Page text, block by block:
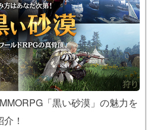
「黒い砂漠」の魅力を
介！